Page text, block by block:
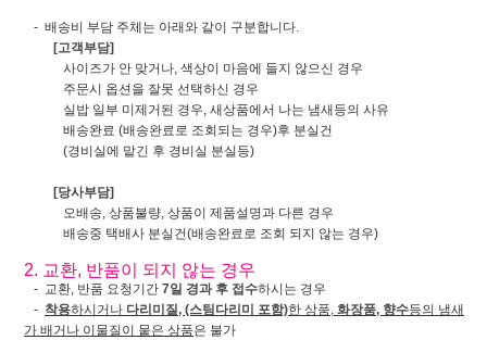
- 배송비 부담 주체는 아래와 같이 구분합니다.
[고객부담]
사이즈가 안 맞거나, 색상이 마음에 들지 않으신 경우
주문시 옵션을 잘못 선택하신 경우
실밥 일부 미제거된 경우, 새상품에서 나는 냄새등의 사유
배송완료 (배송완료로 조회되는 경우)후 분실건
(경비실에 맡긴 후 경비실 분실등)
[당사부담]
오배송, 상품불량, 상품이 제품설명과 다른 경우
배송중 택배사 분실건(배송완료로 조회 되지 않는 경우)
2. 교환, 반품이 되지 않는 경우
- 교환, 반품 요청기간 7일 경과 후 접수하시는 경우
- 착용하시거나 다리미질, (스팀다리미 포함)한 상품, 화장품, 향수등의 냄새
가 배거나 이물질이 뭍은 상품은 불가